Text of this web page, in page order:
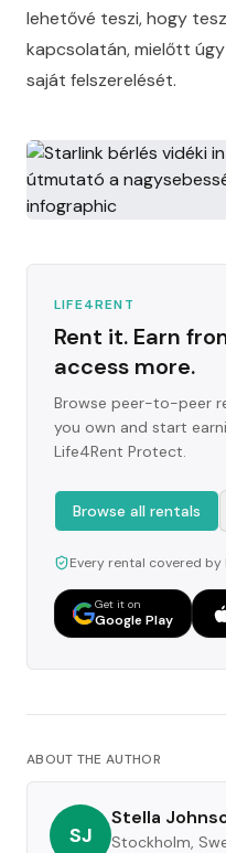
lehetővé teszi, hogy
kapcsolatán, mielőtt
saját felszerelését.
LIFE4RENT
Rent it. Earn
access more.
Browse peer-to-peer
you own and start
Life4Rent Protect.
Browse all rentals
Every rental covered
Get it on
Google Play
ABOUT THE AUTHOR
SJ
Stella
Stockholm,